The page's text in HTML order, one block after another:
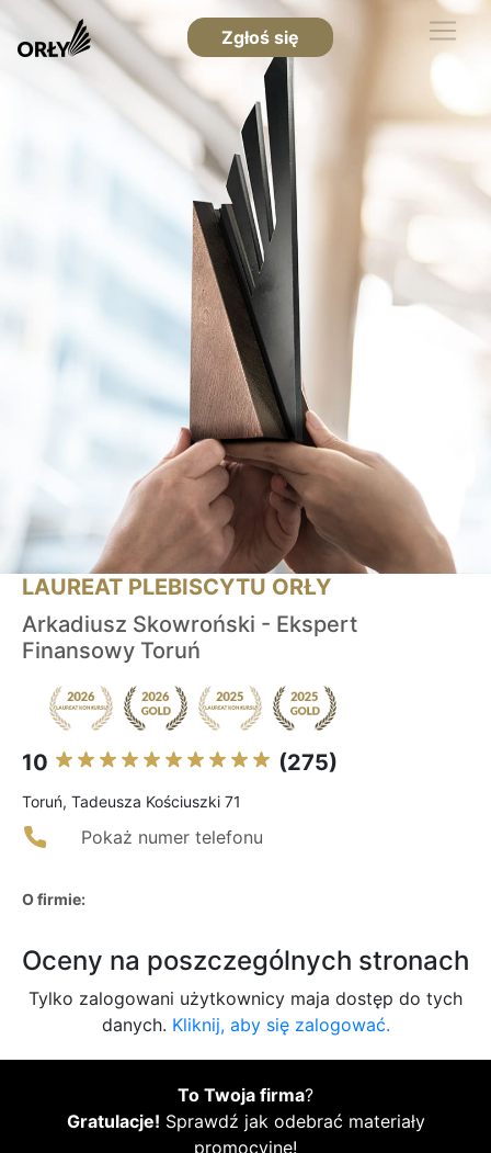
Zgłoś się
LAUREAT PLEBISCYTU ORŁY
Arkadiusz Skowroński - Ekspert
Finansowy Toruń
10 (275)
Toruń, Tadeusza Kościuszki 71
Pokaż numer telefonu
O firmie:
Oceny na poszczególnych stronach
Tylko zalogowani użytkownicy maja dostęp do tych
danych. Kliknij, aby się zalogować.
To Twoja firma?
Gratulacje! Sprawdź jak odebrać materiały
promocyjne!